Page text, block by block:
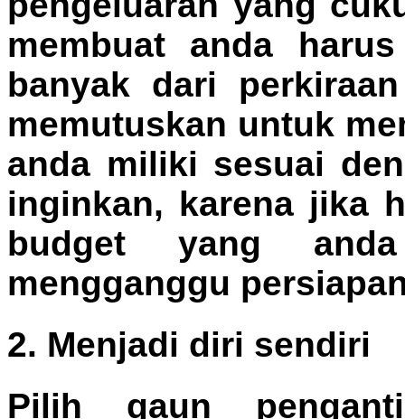
membuat anda
banyak dari
memutuskan untuk
anda miliki sesuai
inginkan, karena jika
budget yang
mengganggu
2. Menjadi diri sendiri
Pilih gaun